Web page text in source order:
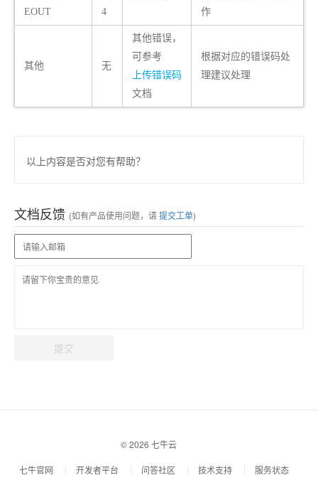
EOUT
4
作
其他 无
其他错误，
可参考
上传错误码
文档
根据对应的错误码处
理建议处理
以上内容是否对您有帮助？
文档反馈 (如有产品使用问题，请提交工单)
提交
© 2026 七牛云
七牛官网 开发者平台 问答社区 技术支持 服务状态